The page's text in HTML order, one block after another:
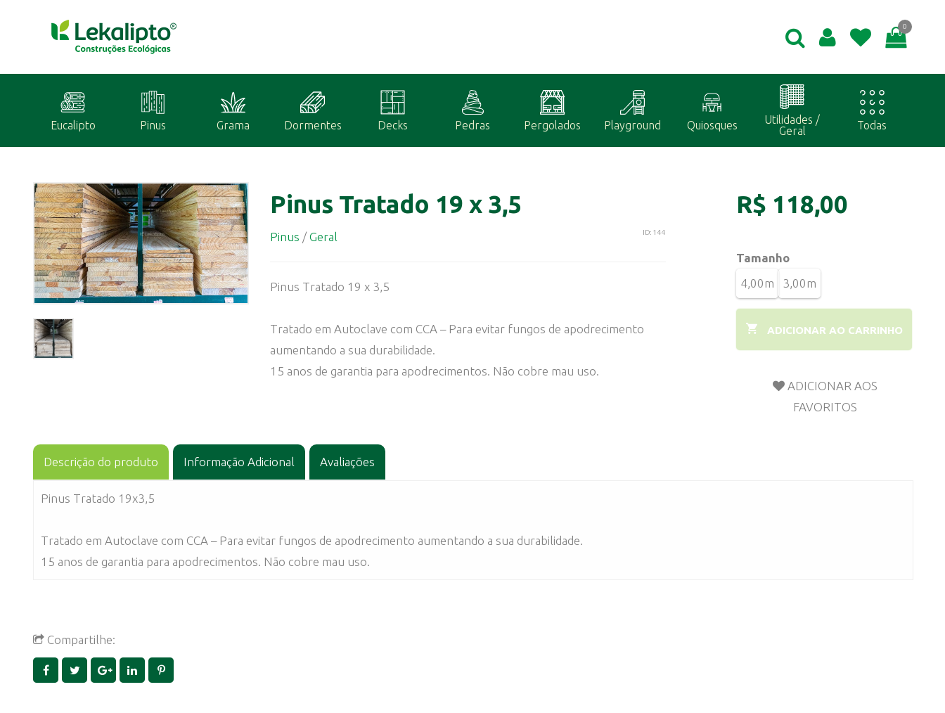
0
Eucalipto Pinus Grama Dormentes Decks Pedras Pergolados Playground Quiosques
Utilidades /
Geral
Todas
Pinus Tratado 19 x 3,5
Pinus /Geral ID: 144
Pinus Tratado 19 x 3,5
Tratado em Autoclave com CCA – Para evitar fungos de apodrecimento
aumentando a sua durabilidade.
15 anos de garantia para apodrecimentos. Não cobre mau uso.
R$ 118,00
Tamanho
4,00m
3,00m
ADICIONAR AO CARRINHO
Descrição do produto Informação Adicional Avaliações
Pinus Tratado 19x3,5
Tratado em Autoclave com CCA – Para evitar fungos de apodrecimento aumentando a sua durabilidade.
15 anos de garantia para apodrecimentos. Não cobre mau uso.
Compartilhe: